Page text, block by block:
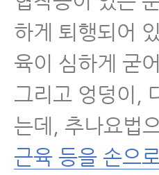
하게 퇴행되어
육이 심하게 굳
그리고 엉덩이,
는데, 추나요법
근육 등을 손으